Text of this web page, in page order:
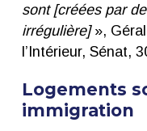
sont [créées par
irrégulière]»,
l’Intérieur, Sénat,
Logements
immigration